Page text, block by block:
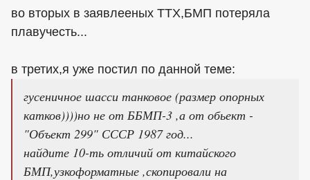
во вторых в заявлееных ТТХ,БМП потеряла
плавучесть...
в третих,я уже постил по данной теме:
гусеничное шасси танковое (размер опорных
катков))))но не от ББМП-3 ,а от обьект -
"Объект 299" СССР 1987 год...
найдите 10-ть отличий от китайского
БМП,узкоформатные ,скопировали на